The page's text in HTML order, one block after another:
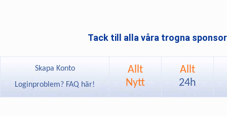
Tack till alla våra trogna
Skapa Konto
Loginproblem? FAQ här!
Allt
Nytt
Allt
24h